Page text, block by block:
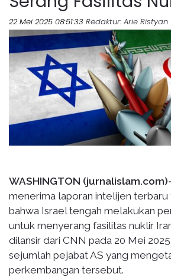
22 Mei 2025 08:51:33 Redaktur: Arie Ristyan
WASHINGTON
menerima laporan intelijen
bahwa Israel tengah melakukan
untuk menyerang fasilitas nuklir
dilansir dari CNN pada 20 Mei
sejumlah pejabat AS yang
perkembangan tersebut.